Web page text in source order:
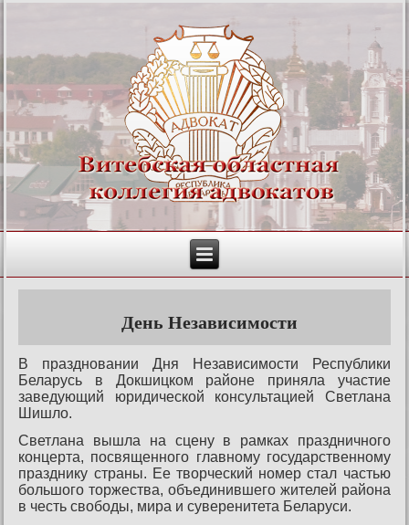
День Независимости
В праздновании Дня Независимости Республики
Беларусь в Докшицком районе приняла участие
заведующий юридической консультацией Светлана
Шишло.
Светлана вышла на сцену в рамках праздничного
концерта, посвященного главному государственному
празднику страны. Ее творческий номер стал частью
большого торжества, объединившего жителей района
в честь свободы, мира и суверенитета Беларуси.